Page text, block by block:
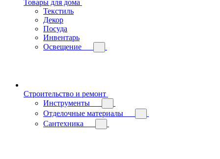
Товары для дома
Текстиль
Декор
Посуда
Инвентарь
Освещение
Строительство и ремонт
Инструменты
Отделочные материалы
Сантехника